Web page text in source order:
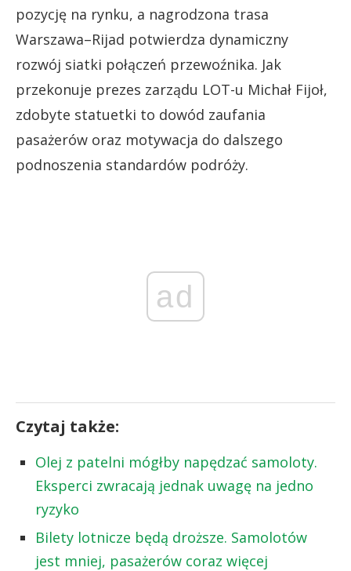
pozycję na rynku, a nagrodzona trasa
Warszawa–Rijad potwierdza dynamiczny
rozwój siatki połączeń przewoźnika. Jak
przekonuje prezes zarządu LOT-u Michał Fijoł,
zdobyte statuetki to dowód zaufania
pasażerów oraz motywacja do dalszego
podnoszenia standardów podróży.
ad
Czytaj także:
Olej z patelni mógłby napędzać samoloty.
Eksperci zwracają jednak uwagę na jedno
ryzyko
Bilety lotnicze będą droższe. Samolotów
jest mniej, pasażerów coraz więcej